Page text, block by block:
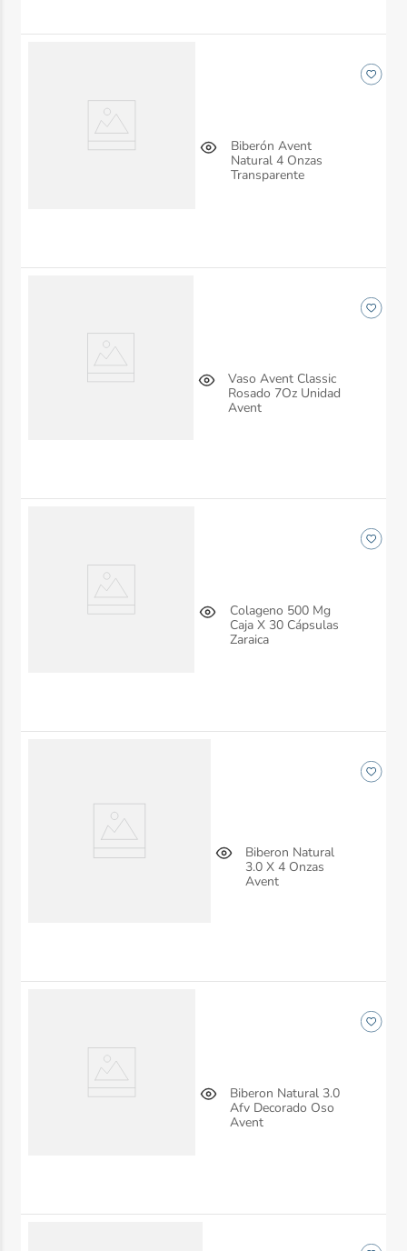
Biberón Avent
Natural 4 Onzas
Transparente
Vaso Avent Classic
Rosado 7Oz Unidad
Avent
Colageno 500 Mg
Caja X 30 Cápsulas
Zaraica
Biberon Natural
3.0 X 4 Onzas
Avent
Biberon Natural 3.0
Afv Decorado Oso
Avent